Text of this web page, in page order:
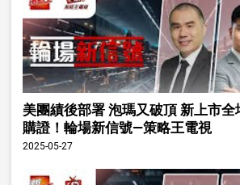
美團績後部署 泡瑪又破頂 新上市
購證！輪場新信號—策略王電視
2025-05-27